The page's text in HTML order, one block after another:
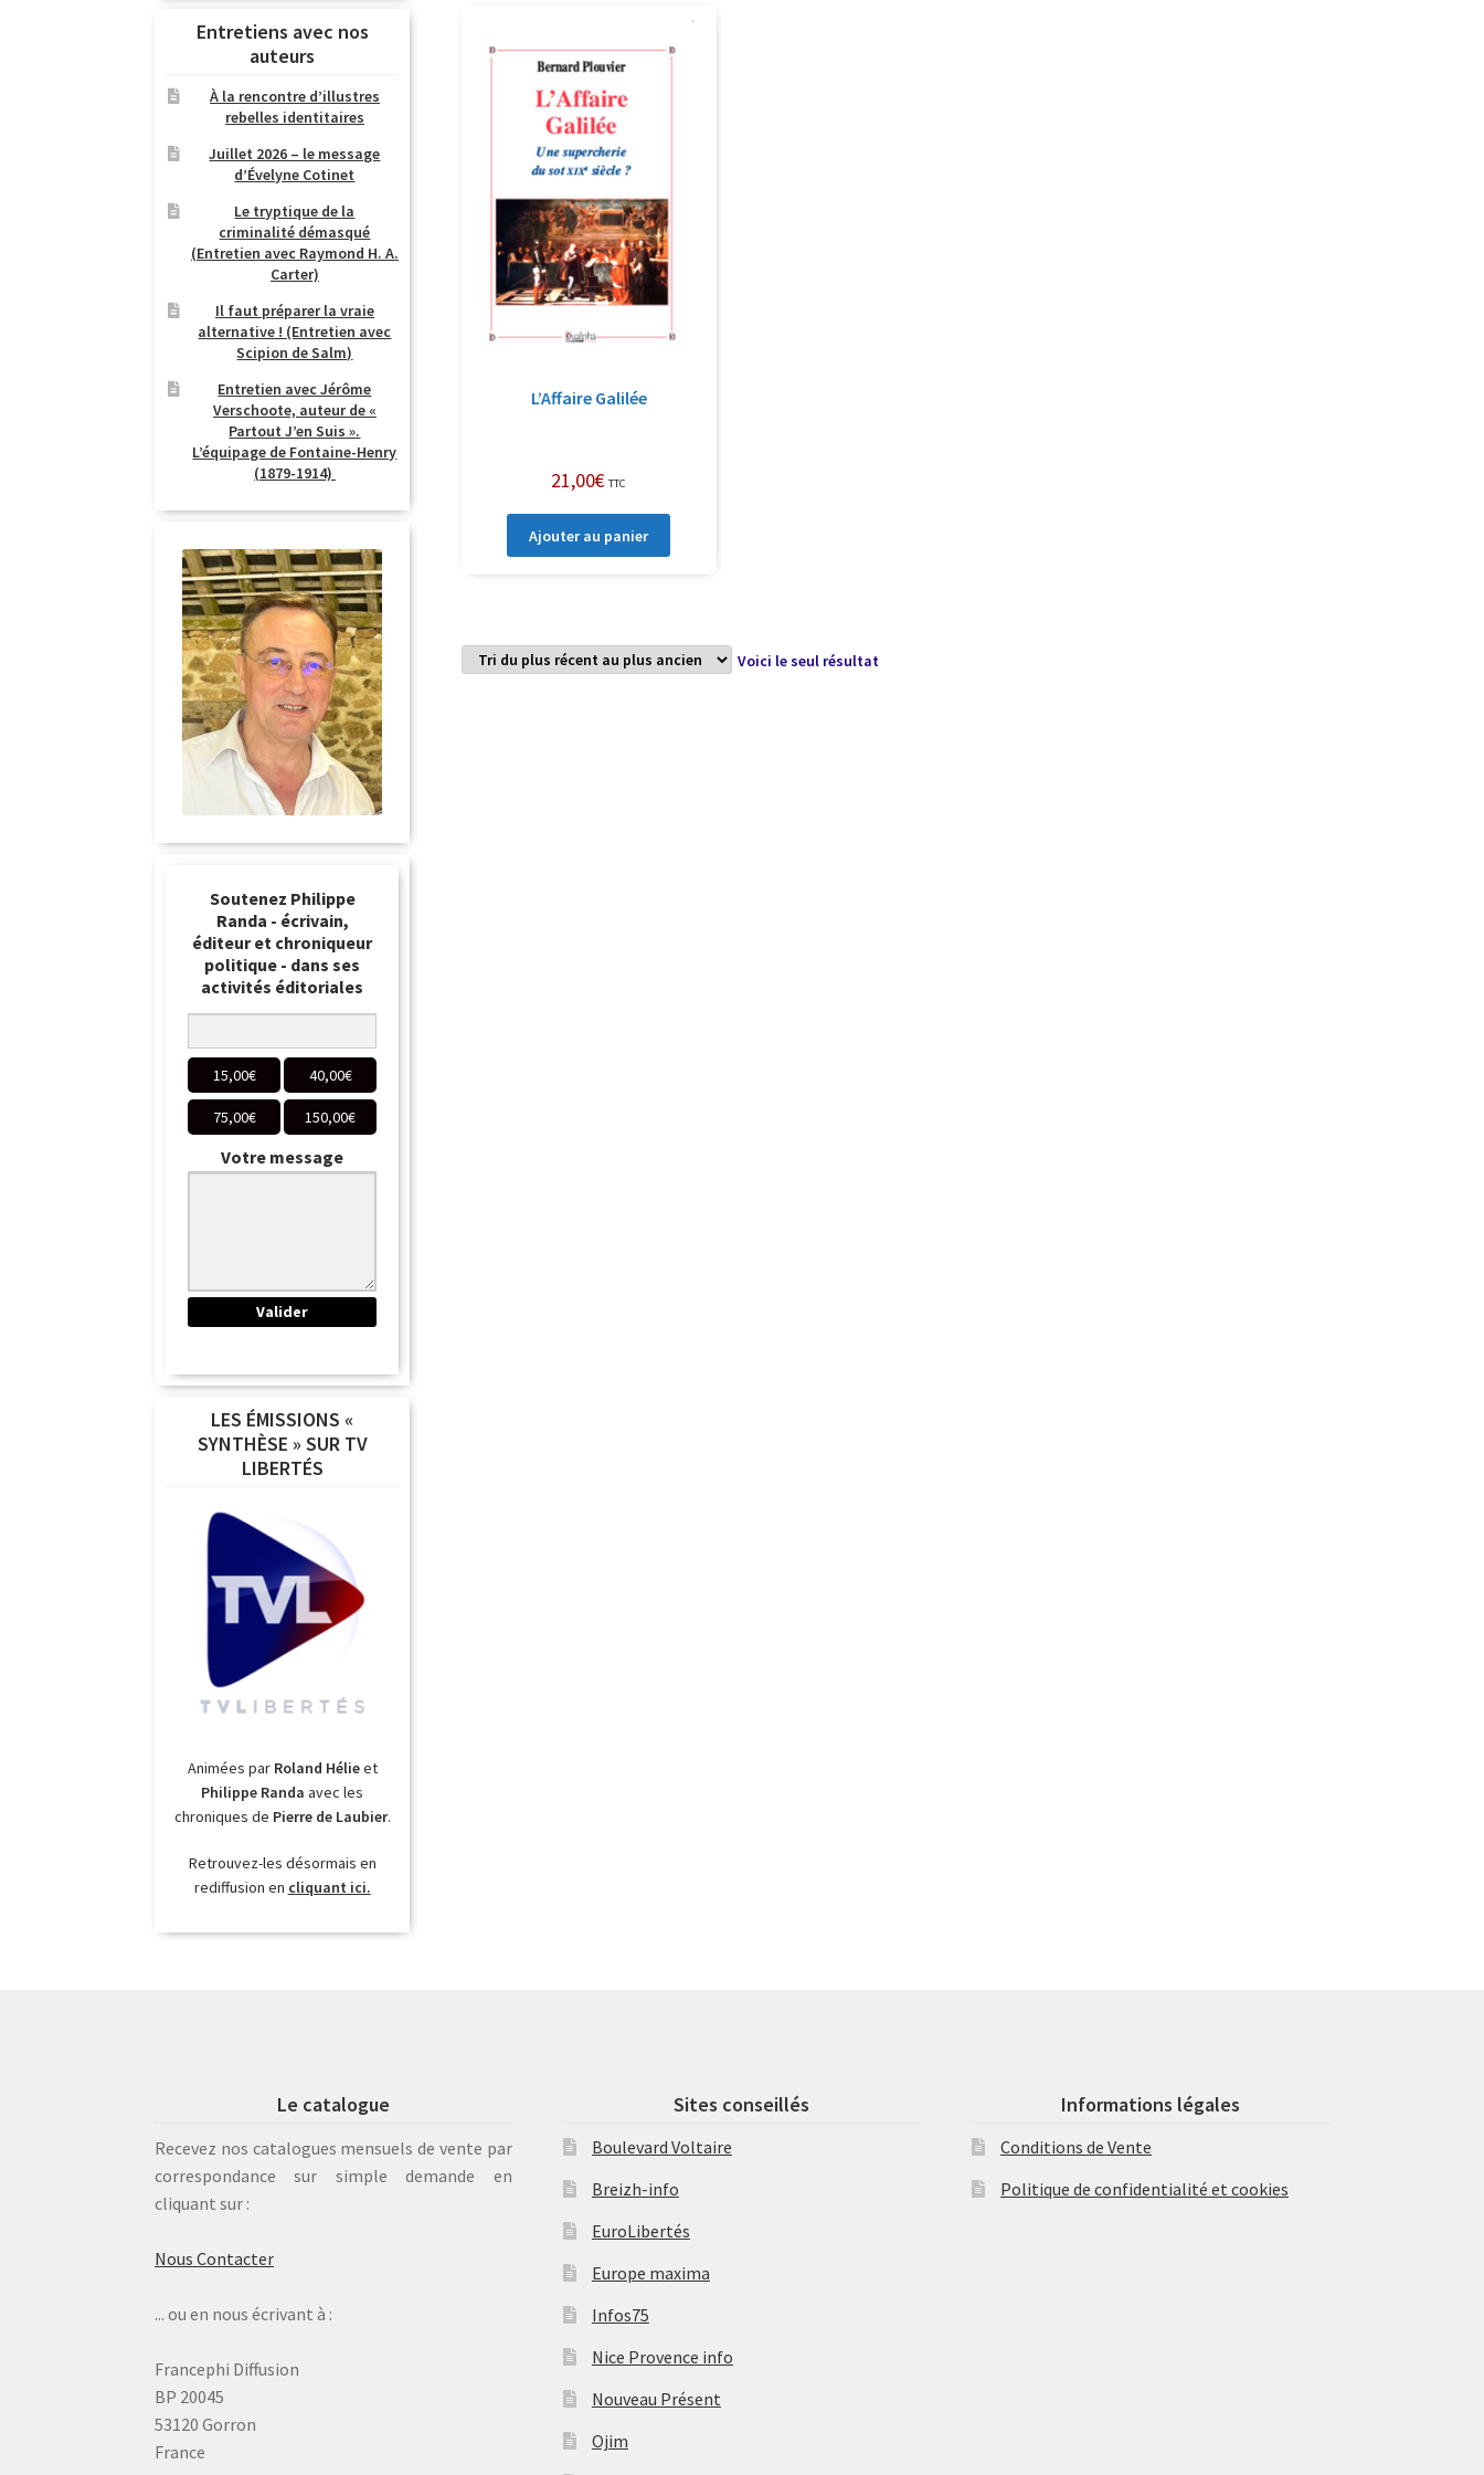
L’Affaire Galilée
21,00€ TTC
Ajouter au panier
Voici le seul résultat
Entretiens avec nos
auteurs
À la rencontre d’illustres
rebelles identitaires
Juillet 2026 – le message
d’Évelyne Cotinet
Le tryptique de la
criminalité démasqué
(Entretien avec Raymond H. A.
Carter)
Il faut préparer la vraie
alternative ! (Entretien avec
Scipion de Salm)
Entretien avec Jérôme
Verschoote, auteur de «
Partout J’en Suis ».
L’équipage de Fontaine-Henry
(1879-1914)
Soutenez Philippe
Randa - écrivain,
éditeur et chroniqueur
politique - dans ses
activités éditoriales
15,00€ 40,00€
75,00€ 150,00€
Votre message
LES ÉMISSIONS «
SYNTHÈSE » SUR TV
LIBERTÉS
Animées par Roland Hélieet
Philippe Randa avec les
chroniques de Pierre de Laubier.
Retrouvez-les désormais en
rediffusion en cliquant ici.
Le catalogue
Recevez nos catalogues mensuels de vente par
correspondance sur simple demande en
cliquant sur :
Nous Contacter
... ou en nous écrivant à :
Francephi Diffusion
BP 20045
53120 Gorron
France
Sites conseillés
Boulevard Voltaire
Breizh-info
EuroLibertés
Europe maxima
Infos75
Nice Provence info
Nouveau Présent
Ojim
Informations légales
Conditions de Vente
Politique de confidentialité et cookies